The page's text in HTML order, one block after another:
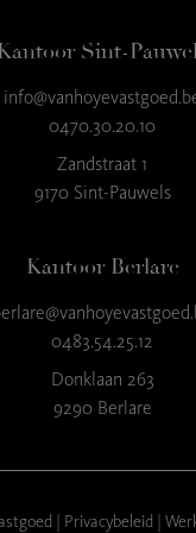
Sint-
0470.30.20.10
Zandstraat 1
9170 Sint-Pauwels
Kantoor Berlare
0483.54.25.12
Donklaan 263
9290 Berlare
| Privacybeleid|